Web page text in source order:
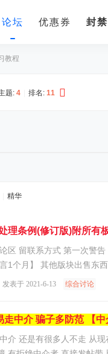
论坛 优惠券 封
教程
题: 4 排名: 11
精华
理条例(修订版)附所有
发表于 2021-6-13 综合讨论
走中介 骗子多防范 【
论坛一律不处理不走中介被骗的 论坛只帮你封禁账号 不提供实名信息 走中介被骗的给予提供